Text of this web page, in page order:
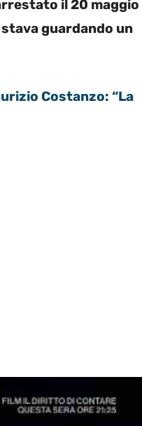
il 20 maggio
stava guardando un
Costanzo: “La